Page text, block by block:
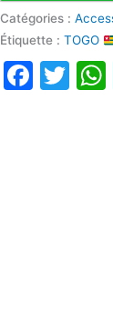
Catégories :
Étiquette :TOGO